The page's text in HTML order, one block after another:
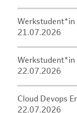
Werkstudent*in
21.07.2026
Werkstudent*in
22.07.2026
Cloud Devops
22.07.2026